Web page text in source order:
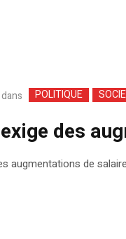
dans POLITIQUE
exige des
augmentations de